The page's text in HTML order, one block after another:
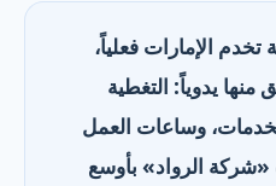
تخدم الإمارات فعلياً،
منها يدوياً: التغطية
وساعات العمل
الرواد» بأوسع